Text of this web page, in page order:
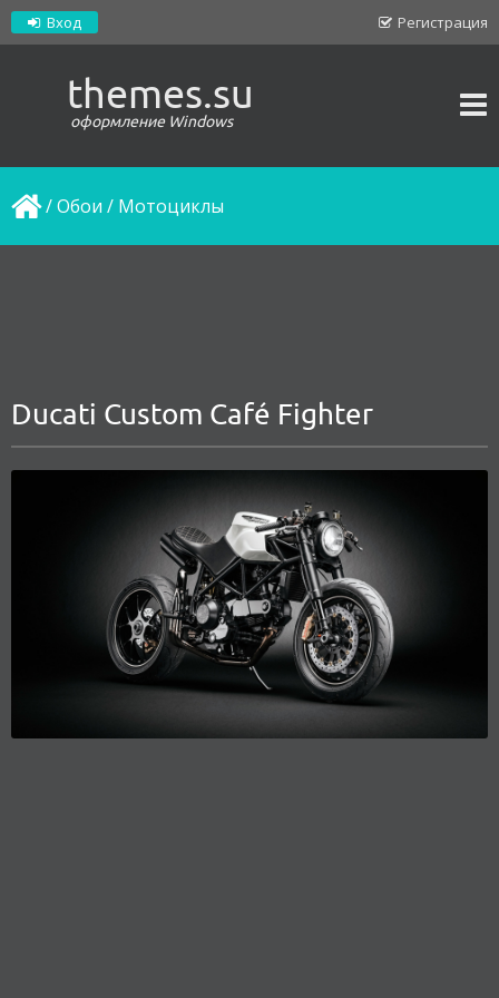
Регистрация
Вход
themes.su
оформление Windows
/Обои / Мотоциклы
Ducati Custom Café Fighter